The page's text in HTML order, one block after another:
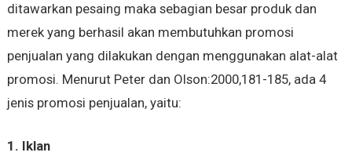
ditawarkan pesaing maka sebagian besar produk dan
merek yang berhasil akan membutuhkan promosi
penjualan yang dilakukan dengan menggunakan alat-alat
promosi. Menurut Peter dan Olson:2000,181-185, ada 4
jenis promosi penjualan, yaitu:
1. Iklan